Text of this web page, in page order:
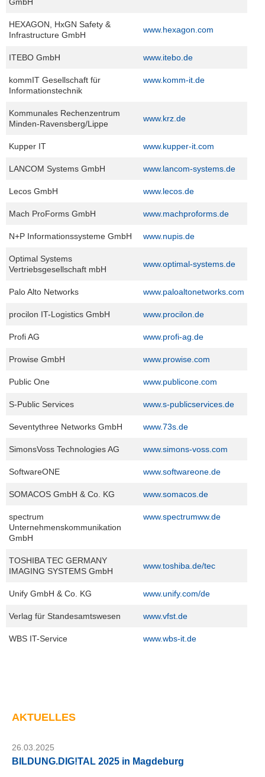
d
e
u
g
G
m
b
+49
24464-
servicedesk@kid-
Serviceportal
HEXAGON, HxGN Safety &
Infrastructure GmbH
www.hexagon.com
ITEBO GmbH www.itebo.de
kommIT Gesellschaft für
Informationstechnik
www.komm-it.de
Kommunales Rechenzentrum
Minden-Ravensberg/Lippe
www.krz.de
Kupper IT www.kupper-it.com
LANCOM Systems GmbH www.lancom-systems.de
Lecos GmbH www.lecos.de
Mach ProForms GmbH www.machproforms.de
N+P Informationssysteme GmbH www.nupis.de
Optimal Systems
Vertriebsgesellschaft mbH
www.optimal-systems.de
Palo Alto Networks www.paloaltonetworks.com
procilon IT-Logistics GmbH www.procilon.de
Profi AG www.profi-ag.de
Prowise GmbH www.prowise.com
Public One www.publicone.com
S-Public Services www.s-publicservices.de
Seventythree Networks GmbH www.73s.de
SimonsVoss Technologies AG www.simons-voss.com
SoftwareONE www.softwareone.de
SOMACOS GmbH & Co. KG www.somacos.de
spectrum
Unternehmenskommunikation
GmbH
www.spectrumww.de
TOSHIBA TEC GERMANY
IMAGING SYSTEMS GmbH
www.toshiba.de/tec
Unify GmbH & Co. KG www.unify.com/de
Verlag für Standesamtswesen www.vfst.de
WBS IT-Service www.wbs-it.de
AKTUELLES
26.03.2025
BILDUNG.DIG!TAL 2025 in Magdeburg